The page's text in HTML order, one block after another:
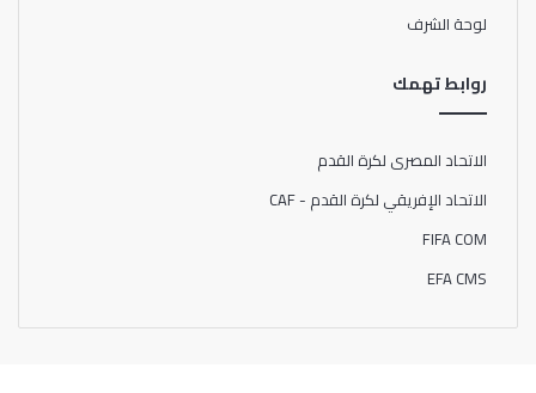
لوحة الشرف
روابط تهمك
الاتحاد المصرى لكرة القدم
الاتحاد الإفريقي لكرة القدم - CAF
FIFA COM
EFA CMS